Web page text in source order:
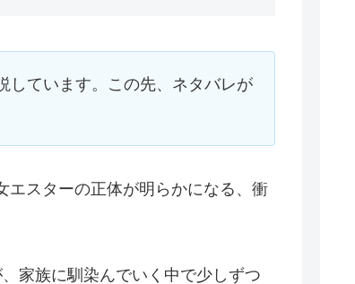
しています。この先、ネタバレが
エスターの正体が明らかになる、衝
家族に馴染んでいく中で少しずつ